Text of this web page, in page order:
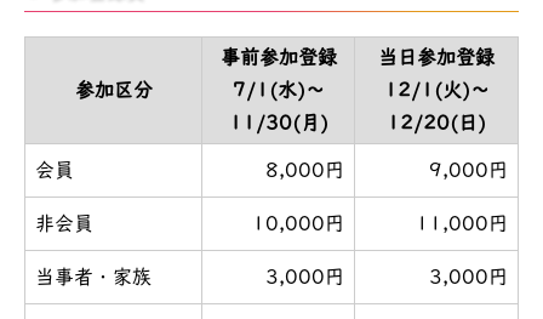
参加区分
事前参加登録
7/1(水)～
11/30(月)
当日参加登録
12/1(火)～
12/20(日)
会員 8,000円 9,000円
非会員 10,000円 11,000円
当事者・家族 3,000円 3,000円